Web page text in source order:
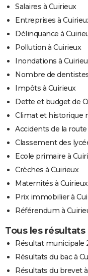
Salaires à Cuirieux
Entreprises à
Délinquance à
Pollution à Cuirieux
Inondations à
Nombre de
Impôts à Cuirieux
Dette et budget de
Climat et historique
Accidents de la route
Classement des
Ecole primaire à
Crèches à Cuirieux
Maternités à Cuirieux
Prix immobilier à
Référendum à
Tous les
Résultat municipale
Résultats du bac à
Résultats du brevet